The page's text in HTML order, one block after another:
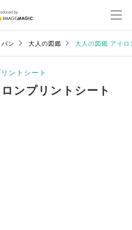
ン 大人の図鑑 大人の図鑑 アイ
ントシート
ンプリントシート